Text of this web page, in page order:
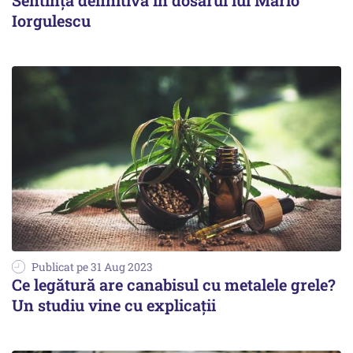
Iorgulescu
Publicat pe 31 Aug 2023
Ce legătură are canabisul cu metalele grele?
Un studiu vine cu explicaţii